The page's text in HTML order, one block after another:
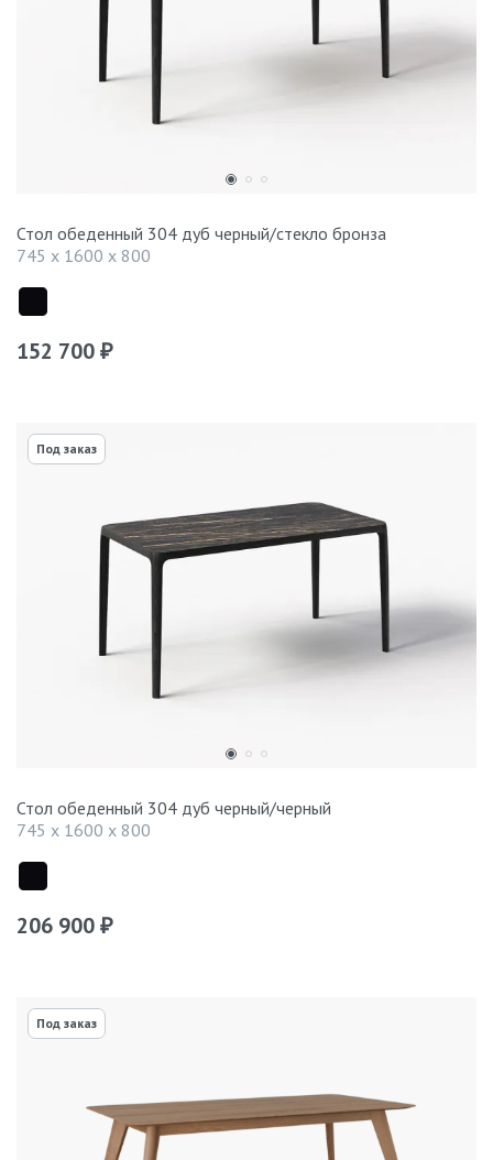
Стол обеденный 304 дуб черный/стекло бронза
745 x 1600 x 800
152 700 ₽
Под заказ
Стол обеденный 304 дуб черный/черный
745 x 1600 x 800
206 900 ₽
Под заказ